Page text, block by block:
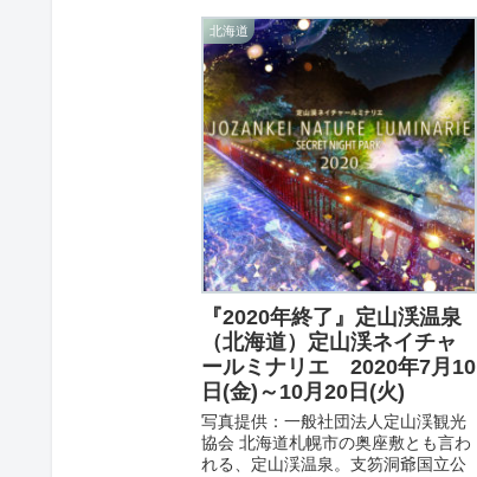
北海道
『2020年終了』定山渓温泉
（北海道）定山渓ネイチャ
ールミナリエ 2020年7月10
日(金)～10月20日(火)
写真提供：一般社団法人定山渓観光
協会 北海道札幌市の奥座敷とも言わ
れる、定山渓温泉。支笏洞爺国立公